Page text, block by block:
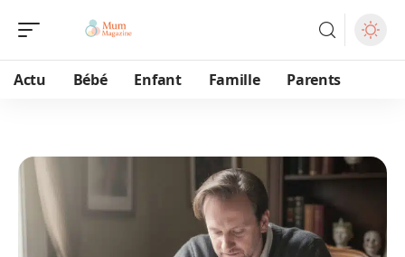
Actu Bébé Enfant Famille Parents